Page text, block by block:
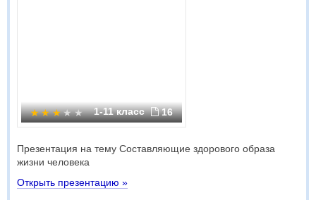
1-11 класс 16
Презентация на тему Составляющие здорового образа
жизни человека
Открыть презентацию »